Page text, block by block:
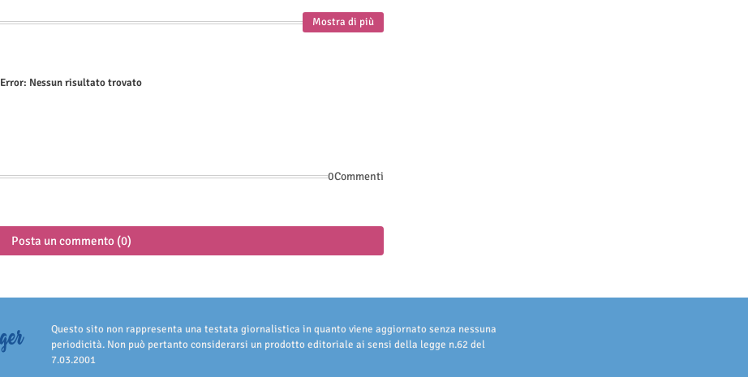
Mostra di più
Error: Nessun risultato trovato
0Commenti
Posta un commento (0)
Questo sito non rappresenta una testata giornalistica in quanto viene aggiornato senza nessuna
periodicità. Non può pertanto considerarsi un prodotto editoriale ai sensi della legge n.62 del
7.03.2001